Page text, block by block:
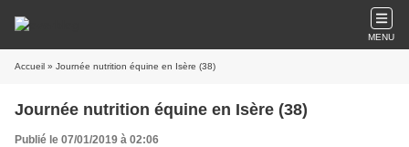
MENU
Accueil » Journée nutrition équine en Isère (38)
Journée nutrition équine en Isère (38)
Publié le 07/01/2019 à 02:06